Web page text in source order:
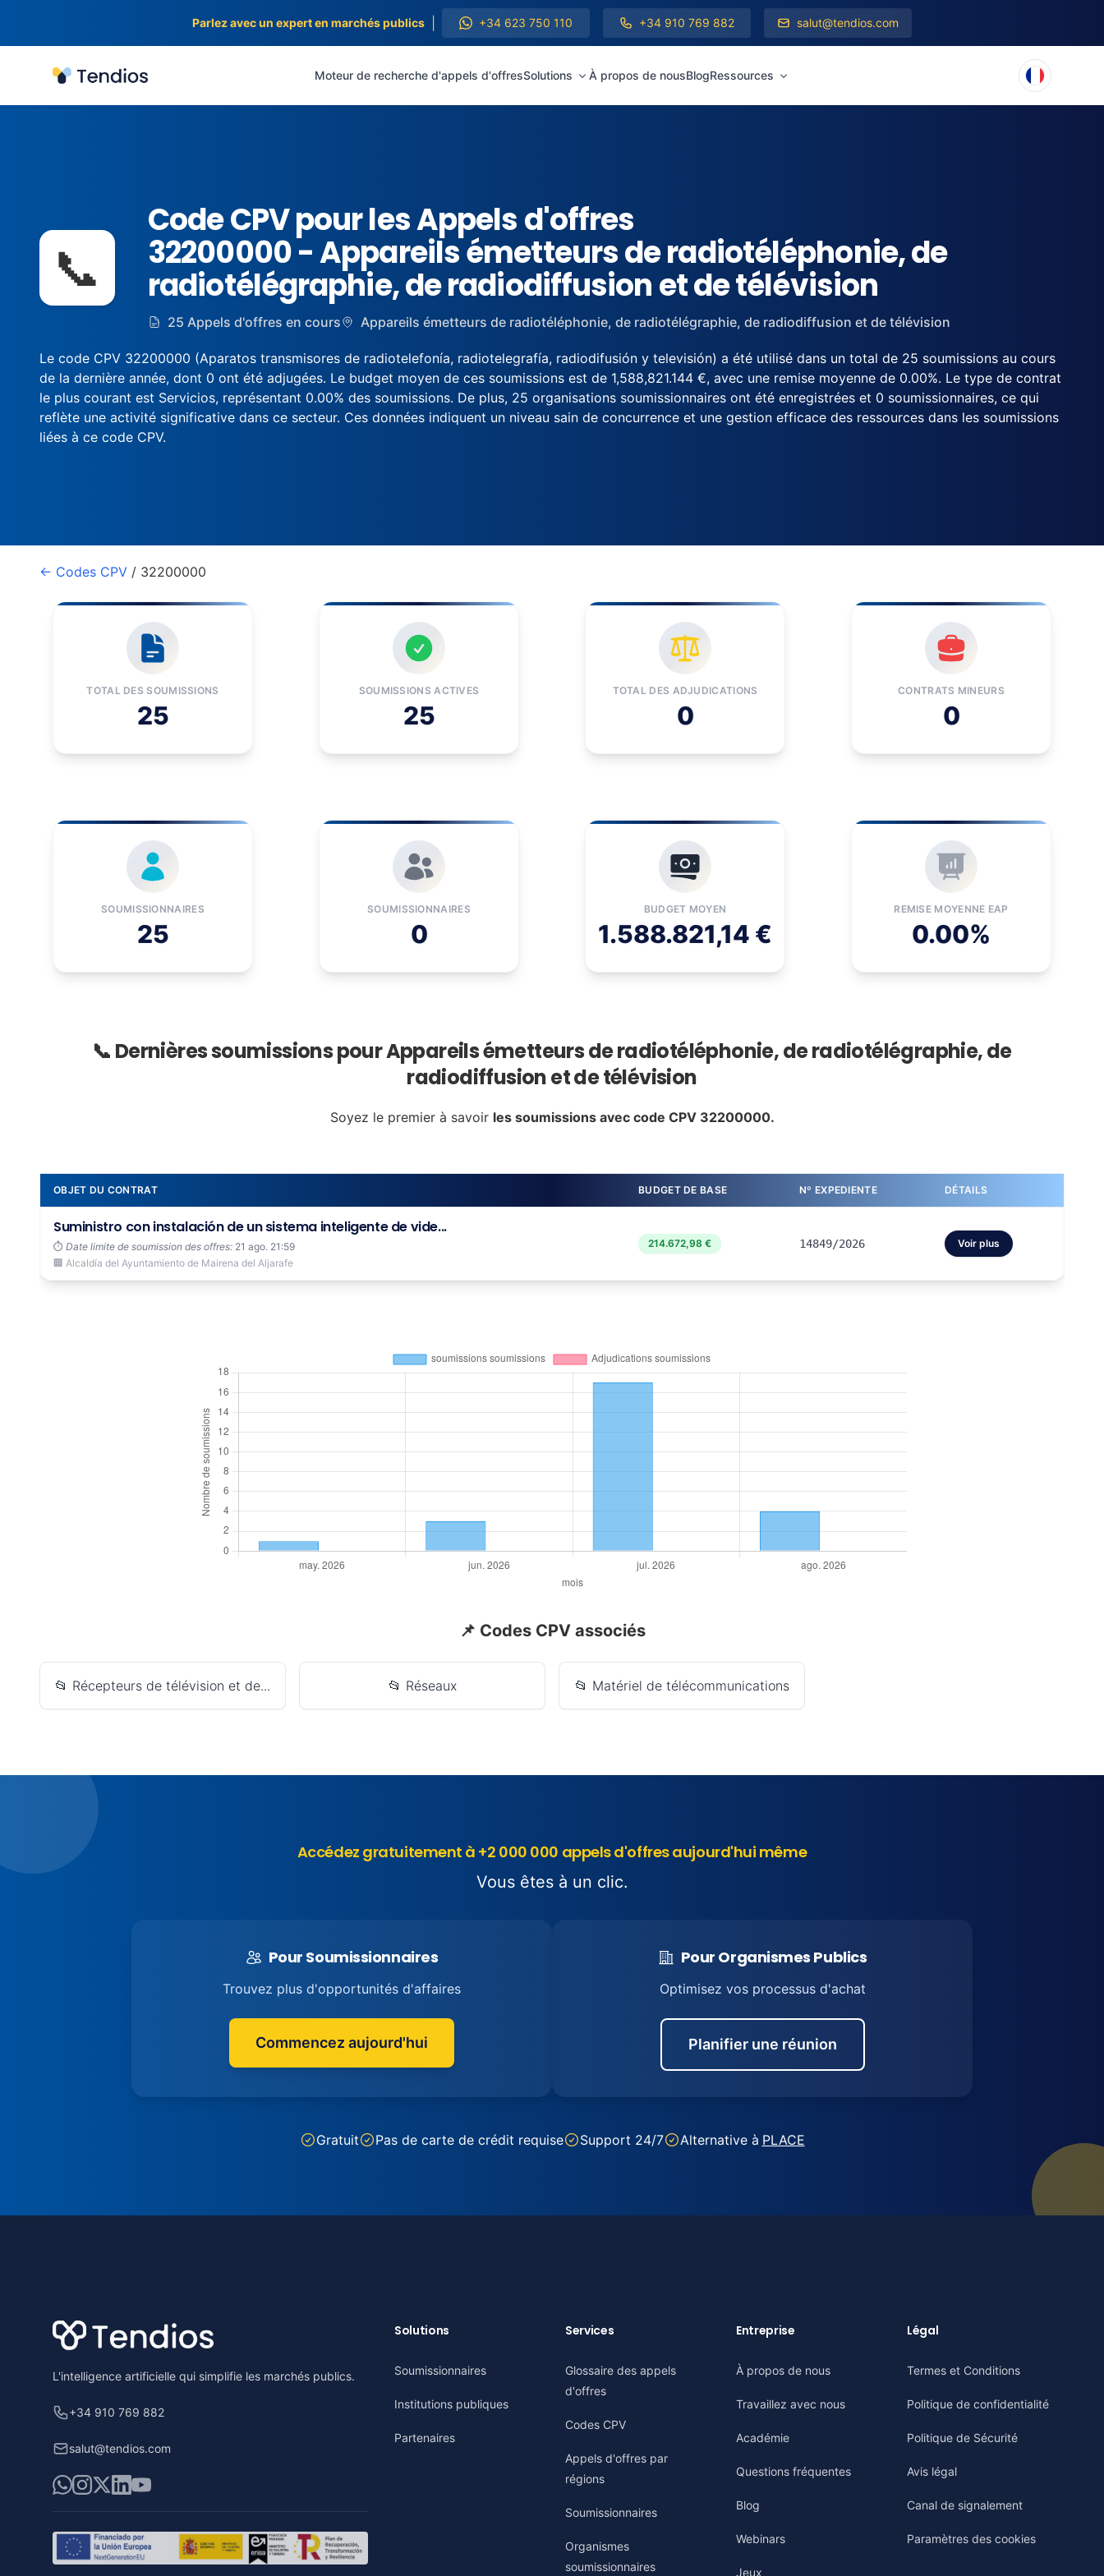
Parlez avec un expert en marchés publics +34 623 750 110 +34 910 769 882 salut@tendios.com
Tendios Moteur de recherche d'appels d'offresSolutions À propos de nousBlogRessources
📞
Code CPV pour les Appels d'offres
32200000 - Appareils émetteurs de radiotéléphonie, de
radiotélégraphie, de radiodiffusion et de télévision
25 Appels d'offres en cours Appareils émetteurs de radiotéléphonie, de radiotélégraphie, de radiodiffusion et de télévision
Le code CPV 32200000 (Aparatos transmisores de radiotelefonía, radiotelegrafía, radiodifusión y televisión) a été utilisé dans un total de 25 soumissions au cours
de la dernière année, dont 0 ont été adjugées. Le budget moyen de ces soumissions est de 1,588,821.144 €, avec une remise moyenne de 0.00%. Le type de contrat
le plus courant est Servicios, représentant 0.00% des soumissions. De plus, 25 organisations soumissionnaires ont été enregistrées et 0 soumissionnaires, ce qui
reflète une activité significative dans ce secteur. Ces données indiquent un niveau sain de concurrence et une gestion efficace des ressources dans les soumissions
liées à ce code CPV.
← Codes CPV / 32200000
TOTAL DES SOUMISSIONS
25
SOUMISSIONS ACTIVES
25
TOTAL DES ADJUDICATIONS
0
CONTRATS MINEURS
0
SOUMISSIONNAIRES
25
SOUMISSIONNAIRES
0
BUDGET MOYEN
1.588.821,14 €
REMISE MOYENNE EAP
0.00%
📞 Dernières soumissions pour Appareils émetteurs de radiotéléphonie, de radiotélégraphie, de
radiodiffusion et de télévision
Soyez le premier à savoir les soumissions avec code CPV 32200000.
OBJET DU CONTRAT BUDGET DE BASE Nº EXPEDIENTE DÉTAILS
Suministro con instalación de un sistema inteligente de vide...
⏱️ Date limite de soumission des offres: 21 ago. 21:59
🏢 Alcaldía del Ayuntamiento de Mairena del Aljarafe
214.672,98 € 14849/2026 Voir plus
📌 Codes CPV associés
📂 Récepteurs de télévision et de... 📂 Réseaux 📂 Matériel de télécommunications
Accédez gratuitement à +2 000 000 appels d'offres aujourd'hui même
Vous êtes à un clic.
Pour Soumissionnaires
Trouvez plus d'opportunités d'affaires
Commencez aujourd'hui
Pour Organismes Publics
Optimisez vos processus d'achat
Planifier une réunion
Gratuit Pas de carte de crédit requise Support 24/7 Alternative à PLACE
L'intelligence artificielle qui simplifie les marchés publics.
+34 910 769 882
salut@tendios.com
WhatsApp
Instagram
X LinkedIn
YouTube
Solutions
Soumissionnaires
Institutions publiques
Partenaires
Services
Glossaire des appels
d'offres
Codes CPV
Appels d'offres par
régions
Soumissionnaires
Organismes
soumissionnaires
Entreprise
À propos de nous
Travaillez avec nous
Académie
Questions fréquentes
Blog
Webinars
Jeux
Légal
Termes et Conditions
Politique de confidentialité
Politique de Sécurité
Avis légal
Canal de signalement
Paramètres des cookies